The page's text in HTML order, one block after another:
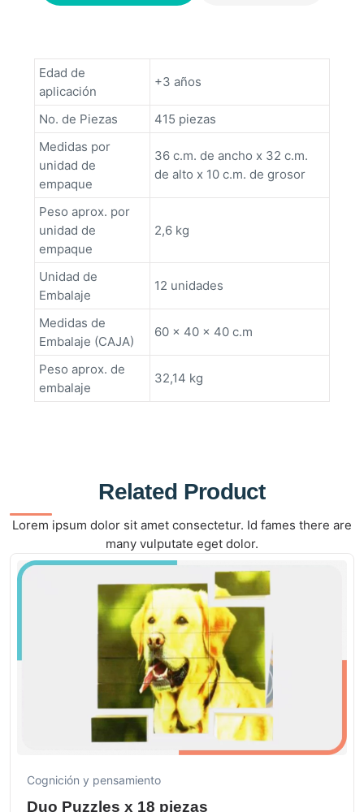
Edad de
aplicación
+3 años
No. de Piezas
415 piezas
Medidas por
unidad de
empaque
36 c.m. de ancho x 32 c.m.
de alto x 10 c.m. de grosor
Peso aprox. por
unidad de
empaque
2,6 kg
Unidad de
Embalaje
12 unidades
Medidas de
Embalaje (CAJA)
60 x 40 x 40 c.m
Peso aprox. de
embalaje
32,14 kg
Related Product
Lorem ipsum dolor sit amet consectetur. Id fames there are
many vulputate eget dolor.
Cognición y pensamiento
Duo Puzzles x 18 piezas